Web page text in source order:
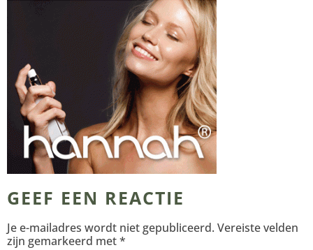
GEEF EEN REACTIE
Je e-mailadres wordt niet gepubliceerd. Vereiste velden
zijn gemarkeerd met*